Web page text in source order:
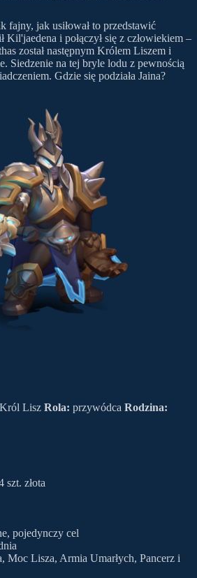
fajny, jak usiłował to przedstawić
i połączył się z człowiekiem –
został następnym Królem Liszem i
Siedzenie na tej bryle lodu z pewnością
Gdzie się podziała Jaina?
Lisz Rola: przywódca Rodzina:
szt. złota
pojedynczy cel
Moc Lisza, Armia Umarłych, Pancerz i